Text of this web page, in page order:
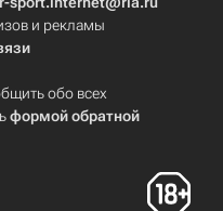
и рекламы
обо всех
формой обратной